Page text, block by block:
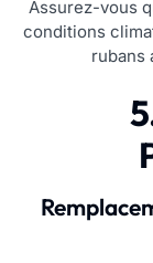
Assurez-vous
conditions
rubans